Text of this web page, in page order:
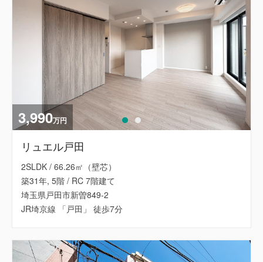
3,990万円
リュエル戸田
2SLDK / 66.26㎡（壁芯）
築31年, 5階 / RC 7階建て
埼玉県戸田市新曽849-2
JR埼京線 「戸田」 徒歩7分